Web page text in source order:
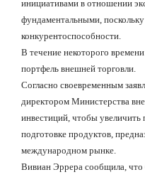
инициативами в отношении
фундаментальными,
конкурентоспособности.
В течение некоторого
портфель внешней торговли.
Согласно своевременным
директором Министерства
инвестиций, чтобы
подготовке продуктов,
международном рынке.
Вивиан Эррера сообщила,